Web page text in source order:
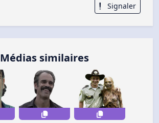
Signaler
Médias similaires